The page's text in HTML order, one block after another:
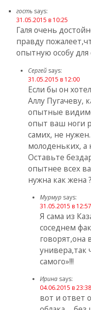
гость says:
31.05.2015 в 10:25
Галя очень
правду
опытную особу для
Сергей says:
31.05.2015 в 12:00
Если бы он
Аллу Пугачеву,
опытные
опыт ваш ноги
самих, не
молоденьких, а
Оставьте
опытнее всех
нужна как жена
Мурмур says:
31.05.2015 в 12:57
Я сама из
соседнем
говорят,она
универа,так
самого»!!!
Ирина says:
04.06.2015 в 23:38
вот и ответ